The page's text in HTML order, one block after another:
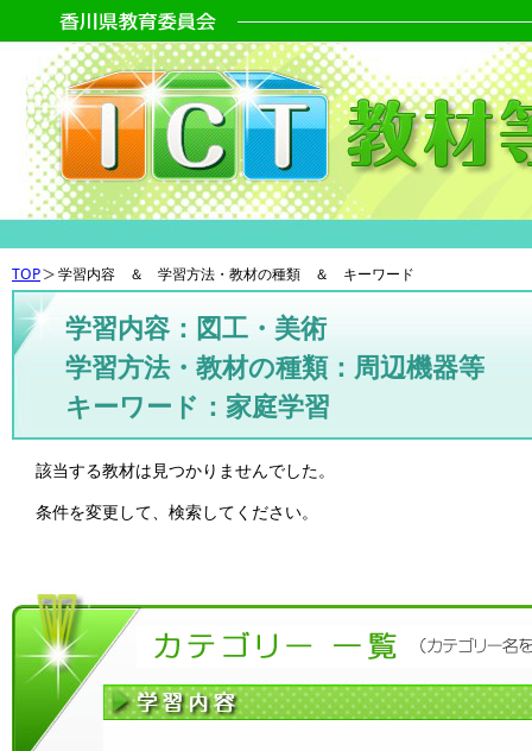
TOP 学習内容 ＆ 学習方法・教材の種類 ＆ キーワード
学習内容：図工・美術
学習方法・教材の種類：周辺機器等
キーワード：家庭学習
該当する教材は見つかりませんでした。
条件を変更して、検索してください。